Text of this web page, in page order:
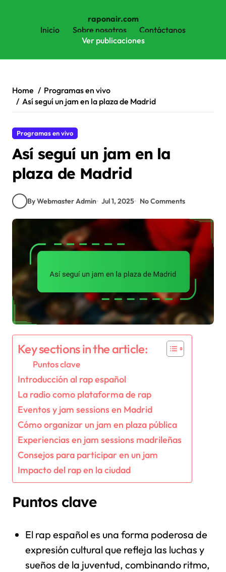
raponair.com
Inicio
Sobre nosotros
Contáctanos
Ver publicaciones
content
Home
Programas en vivo
Así seguí un jam en la plaza de Madrid
Programas en vivo
Así seguí un jam en la
plaza de Madrid
By Webmaster Admin Jul 1, 2025 No Comments
Key sections in the article:
Puntos clave
Introducción al rap español
La radio como plataforma de rap
Eventos y jam sessions en Madrid
Cómo organizar un jam en plaza pública
Experiencias en jam sessions madrileñas
Consejos para participar en un jam
Impacto del rap en la ciudad
Puntos clave
El rap español es una forma poderosa de
expresión cultural que refleja las luchas y
sueños de la juventud, combinando ritmo,